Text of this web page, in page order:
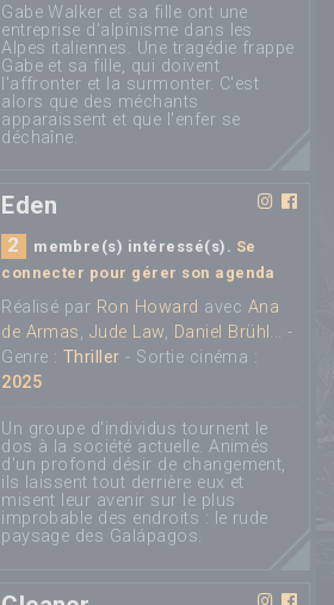
Gabe Walker et sa fille ont une
entreprise d'alpinisme dans les
Alpes italiennes. Une tragédie frappe
Gabe et sa fille, qui doivent
l'affronter et la surmonter. C'est
alors que des méchants
apparaissent et que l'enfer se
déchaîne.
Eden
2 membre(s) intéressé(s). Se
connecter pour gérer son agenda
Réalisé par Ron Howard avec Ana
de Armas, Jude Law, Daniel Brühl ... -
Genre : Thriller - Sortie cinéma :
2025
Un groupe d'individus tournent le
dos à la société actuelle. Animés
d'un profond désir de changement,
ils laissent tout derrière eux et
misent leur avenir sur le plus
improbable des endroits : le rude
paysage des Galápagos.